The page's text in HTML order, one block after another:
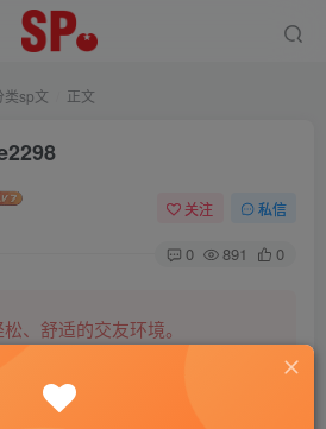
类sp文 正文
关注 私信
0 891 0
、舒适的交友环境。